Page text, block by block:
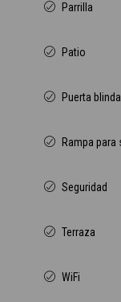
Parrilla
Patio
Puerta
Rampa para
Seguridad
Terraza
WiFi